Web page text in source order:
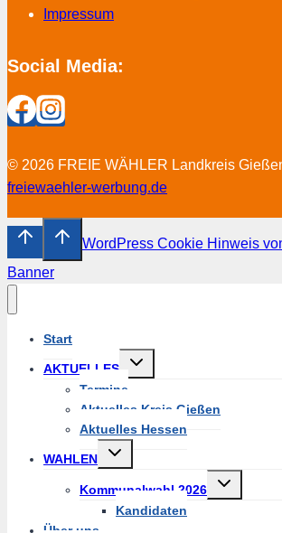
Impressum
Social Media:
© 2026 FREIE WÄHLER Landkreis
freiewaehler-werbung.de
WordPress Cookie Hinweis
Banner
Start
AKTUELLES
Untermenü
Termine
Aktuelles Kreis Gießen
Aktuelles Hessen
WAHLEN
Untermenü
Kommunalwahl 2026
Untermenü
Kandidaten